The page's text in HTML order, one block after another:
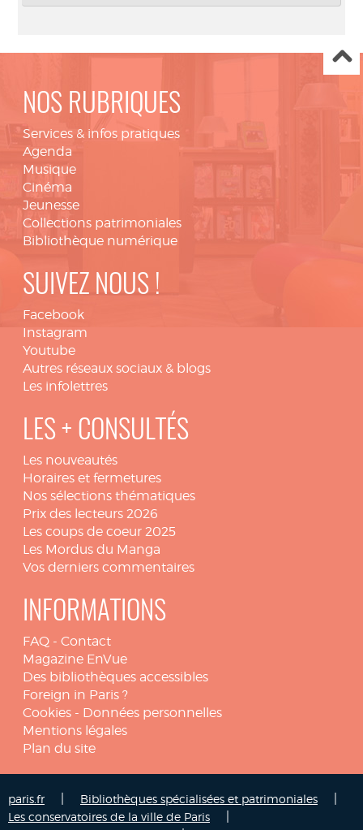
NOS RUBRIQUES
Services & infos pratiques
Agenda
Musique
Cinéma
Jeunesse
Collections patrimoniales
Bibliothèque numérique
SUIVEZ NOUS !
Facebook
Instagram
Youtube
Autres réseaux sociaux & blogs
Les infolettres
LES + CONSULTÉS
Les nouveautés
Horaires et fermetures
Nos sélections thématiques
Prix des lecteurs 2026
Les coups de coeur 2025
Les Mordus du Manga
Vos derniers commentaires
INFORMATIONS
FAQ - Contact
Magazine EnVue
Des bibliothèques accessibles
Foreign in Paris ?
Cookies - Données personnelles
Mentions légales
Plan du site
paris.fr Bibliothèques spécialisées et patrimoniales
Les conservatoires de la ville de Paris